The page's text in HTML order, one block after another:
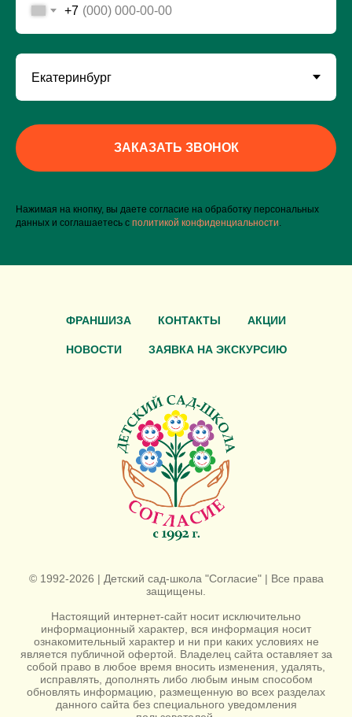
+7
ЗАКАЗАТЬ ЗВОНОК
Нажимая на кнопку, вы даете согласие на обработку персональных
данных и соглашаетесь c политикой конфиденциальности
ФРАНШИЗА КОНТАКТЫ АКЦИИ
НОВОСТИ ЗАЯВКА НА ЭКСКУРСИЮ
© 1992-2026 | Детский сад-школа "Согласие" | Все права
защищены.
Настоящий интернет-сайт носит исключительно
информационный характер, вся информация носит
ознакомительный характер и ни при каких условиях не
является публичной офертой. Владелец сайта оставляет за
собой право в любое время вносить изменения, удалять,
исправлять, дополнять либо любым иным способом
обновлять информацию, размещенную во всех разделах
данного сайта без специального уведомления